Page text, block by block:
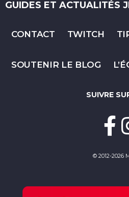
GUIDES ET ACTUALITÉS
CONTACT TWITCH
SOUTENIR LE BLOG
SUIVRE
© 2012-2026